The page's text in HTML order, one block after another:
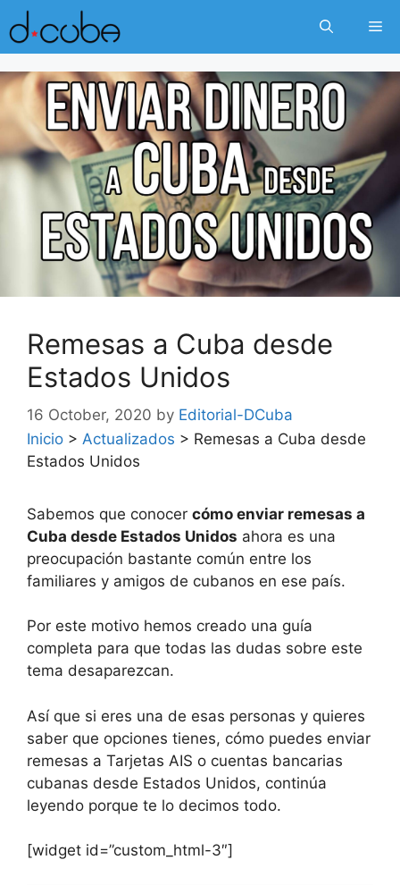
Skip
to
content
Remesas a Cuba desde
Estados Unidos
16 October, 2020 by Editorial-DCuba
Inicio > Actualizados > Remesas a Cuba desde
Estados Unidos
Sabemos que conocer cómo enviar remesas a
Cuba desde Estados Unidos ahora es una
preocupación bastante común entre los
familiares y amigos de cubanos en ese país.
Por este motivo hemos creado una guía
completa para que todas las dudas sobre este
tema desaparezcan.
Así que si eres una de esas personas y quieres
saber que opciones tienes, cómo puedes enviar
remesas a Tarjetas AIS o cuentas bancarias
cubanas desde Estados Unidos, continúa
leyendo porque te lo decimos todo.
[widget id=”custom_html-3″]